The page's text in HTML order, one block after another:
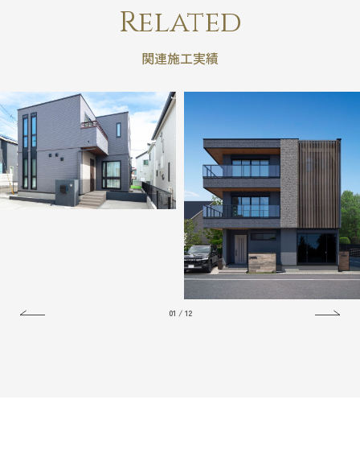
Related
関連施工実績
New
空間作りにセンスが詰まった重
01 / 12